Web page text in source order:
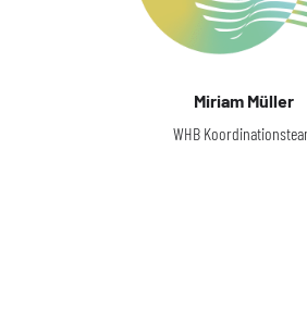
Miriam Müller
WHB